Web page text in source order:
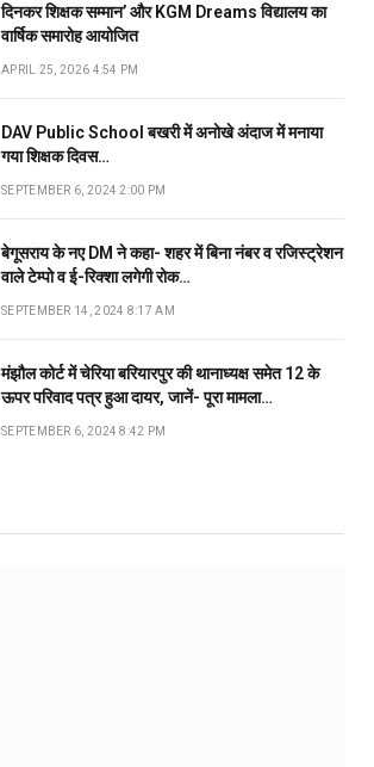
दिनकर शिक्षक सम्मान’ और KGM Dreams विद्यालय का
वार्षिक समारोह आयोजित
APRIL 25, 2026 4:54 PM
DAV Public School बखरी में अनोखे अंदाज में मनाया
गया शिक्षक दिवस…
SEPTEMBER 6, 2024 2:00 PM
बेगूसराय के नए DM ने कहा- शहर में बिना नंबर व रजिस्ट्रेशन
वाले टेम्पो व ई-रिक्शा लगेगी रोक…
SEPTEMBER 14, 2024 8:17 AM
मंझौल कोर्ट में चेरिया बरियारपुर की थानाध्यक्ष समेत 12 के
ऊपर परिवाद पत्र हुआ दायर, जानें- पूरा मामला…
SEPTEMBER 6, 2024 8:42 PM